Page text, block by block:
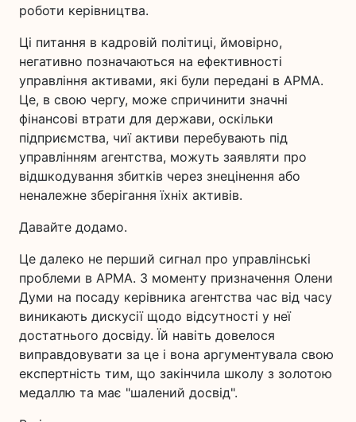
роботи керівництва.
Ці питання в кадровій політиці, ймовірно,
негативно позначаються на ефективності
управління активами, які були передані в АРМА.
Це, в свою чергу, може спричинити значні
фінансові втрати для держави, оскільки
підприємства, чиї активи перебувають під
управлінням агентства, можуть заявляти про
відшкодування збитків через знецінення або
неналежне зберігання їхніх активів.
Давайте додамо.
Це далеко не перший сигнал про управлінські
проблеми в АРМА. З моменту призначення Олени
Думи на посаду керівника агентства час від часу
виникають дискусії щодо відсутності у неї
достатнього досвіду. Їй навіть довелося
виправдовувати за це і вона аргументувала свою
експертність тим, що закінчила школу з золотою
медаллю та має "шалений досвід".